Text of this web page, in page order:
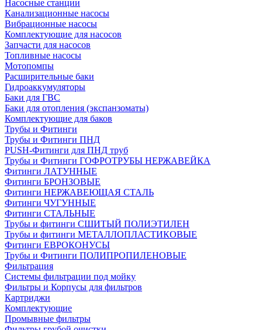
Насосные станции
Канализационные насосы
Вибрационные насосы
Комплектующие для насосов
Запчасти для насосов
Топливные насосы
Мотопомпы
Расширительные баки
Гидроаккумуляторы
Баки для ГВС
Баки для отопления (экспанзоматы)
Комплектующие для баков
Трубы и Фитинги
Трубы и Фитинги ПНД
PUSH-Фитинги для ПНД труб
Трубы и Фитинги ГОФРОТРУБЫ НЕРЖАВЕЙКА
Фитинги ЛАТУННЫЕ
Фитинги БРОНЗОВЫЕ
Фитинги НЕРЖАВЕЮЩАЯ СТАЛЬ
Фитинги ЧУГУННЫЕ
Фитинги СТАЛЬНЫЕ
Трубы и фитинги СШИТЫЙ ПОЛИЭТИЛЕН
Трубы и фитинги МЕТАЛЛОПЛАСТИКОВЫЕ
Фитинги ЕВРОКОНУСЫ
Трубы и Фитинги ПОЛИПРОПИЛЕНОВЫЕ
Фильтрация
Системы фильтрации под мойку
Фильтры и Корпусы для фильтров
Картриджи
Комплектующие
Промывные фильтры